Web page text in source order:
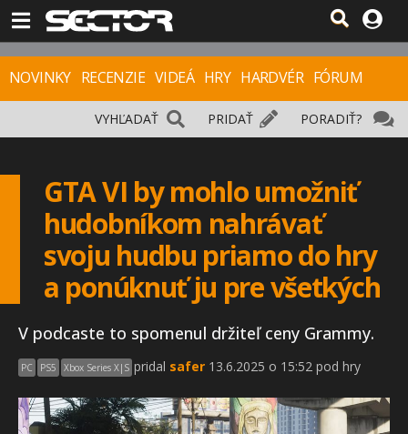
NOVINKY RECENZIE VIDEÁ HRY HARDVÉR FÓRUM
PORADIŤ?
PRIDAŤ
VYHĽADAŤ
GTA VI by mohlo umožniť
hudobníkom nahrávať
svoju hudbu priamo do hry
a ponúknuť ju pre všetkých
V podcaste to spomenul držiteľ ceny Grammy.
PC PS5 Xbox Series X|S pridal safer 13.6.2025 o 15:52 pod hry